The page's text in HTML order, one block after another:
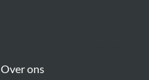
Over ons